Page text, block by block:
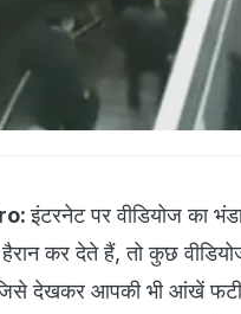
इंटरनेट पर वीडियोज का
कर देते हैं, तो कुछ
देखकर आपकी भी आंखें फटी